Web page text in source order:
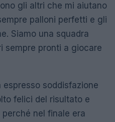
gli altri che mi aiutano
palloni perfetti e gli
Siamo una squadra
sempre pronti a giocare
espresso soddisfazione
felici del risultato e
nel finale era